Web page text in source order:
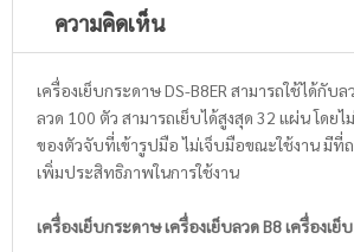
ความคิดเห็น
เครื่องเย็บกระดาษ DS-B8ER สามารถใช้ได้กับ
ลวด 100 ตัว สามารถเย็บได้สูงสุด 32 แผ่น โดย
ของตัวจับที่เข้ารูปมือ ไม่เจ็บมือขณะใช้งาน มีที่
เพิ่มประสิทธิภาพในการใช้งาน
เครื่องเย็บกระดาษ เครื่องเย็บลวด B8 เครื่องเย็